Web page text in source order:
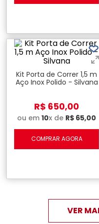
Kit Porta de Correr 1,5 m
Aço Inox Polido - Silvana
R$ 650,00
ou em 10x de R$ 65,00
COMPRAR AGORA